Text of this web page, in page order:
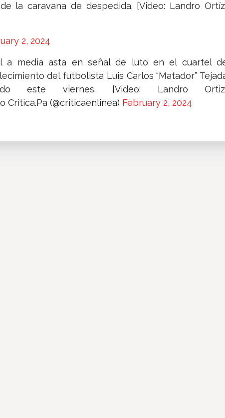
la caravana de despedida. [Video: Landro
2, 2024
a media asta en señal de luto en el cuartel
del futbolista Luis Carlos “Matador”
este viernes. [Video: Landro
Critica.Pa (@criticaenlinea) February 2, 2024